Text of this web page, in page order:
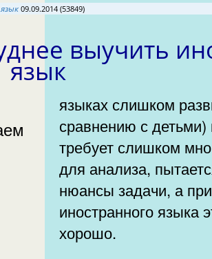
язык09.09.2014 (53849)
язык
языках слишком
сравнению с детьми) мозгом, который
требует слишком
для анализа,
нюансы задачи, а
иностранного языка
хорошо.